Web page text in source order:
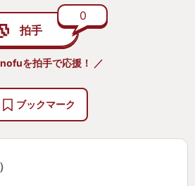
んですよね。
全に楽しもうとしたら1年ぐら
ムーのよいところとわるいと
ができているんだなとよくわ
拍手
0
を拍手で応援！ ／
ブックマーク